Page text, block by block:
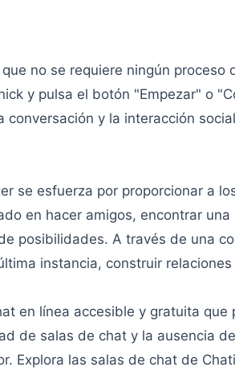
no se requiere ningún
y pulsa el botón "Empezar" o
y la interacción
se esfuerza por proporcionar a
en hacer amigos, encontrar
posibilidades. A través de una
instancia, construir relaciones
en línea accesible y gratuita
de salas de chat y la ausencia
Explora las salas de chat de